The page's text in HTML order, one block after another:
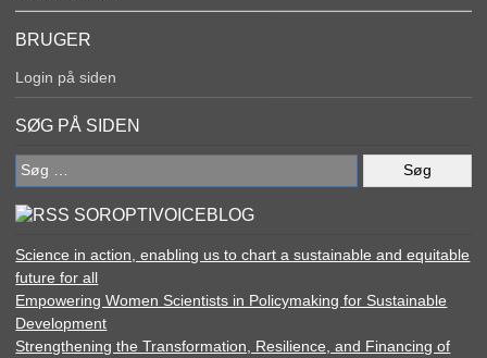
BRUGER
Login på siden
SØG PÅ SIDEN
Søg
efter:
SOROPTIVOICEBLOG
Science in action, enabling us to chart a sustainable and equitable
future for all
Empowering Women Scientists in Policymaking for Sustainable
Development
Strengthening the Transformation, Resilience, and Financing of